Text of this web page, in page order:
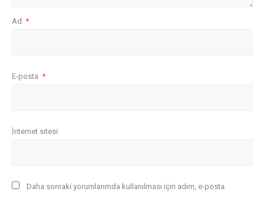
Ad *
E-posta *
İnternet sitesi
Daha sonraki yorumlarımda kullanılması için adım, e-posta